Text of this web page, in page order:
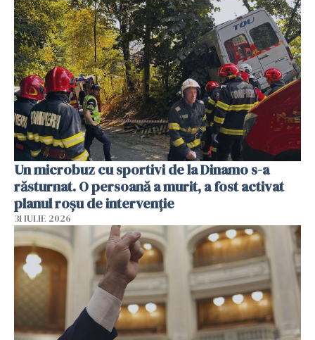
Un microbuz cu sportivi de la Dinamo s-a
răsturnat. O persoană a murit, a fost activat
planul roșu de intervenție
31 IULIE 2026